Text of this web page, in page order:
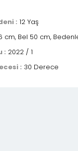
: 12 Yaş
cm, Bel 50 cm,
: 2022 / 1
: 30 Derece